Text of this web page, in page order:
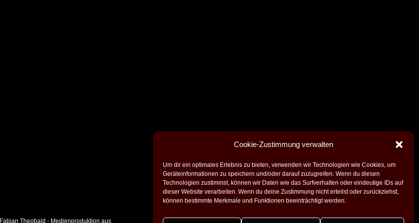
Cookie-Zustimmung verwalten
Um dir ein optimales Erlebnis zu bieten, verwenden wir Technologien wie Cookies, um
Geräteinformationen zu speichern und/oder darauf zuzugreifen. Wenn du diesen
Technologien zustimmst, können wir Daten wie das Surfverhalten oder eindeutige IDs auf
dieser Website verarbeiten. Wenn du deine Zustimmung nicht erteilst oder zurückziehst,
können bestimmte Merkmale und Funktionen beeinträchtigt werden.
Fabian Theobald - Medienproduktion aus